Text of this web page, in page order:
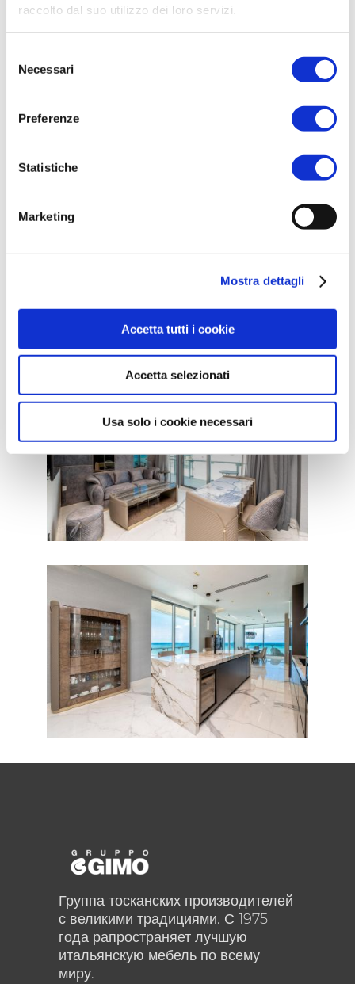
raccolto dal suo utilizzo dei loro servizi.
delNecessari
Preferenze
Statistiche
Marketing
Mostra dettagli
Accetta tutti i cookie
Accetta selezionati
Usa solo i cookie necessari
Группа тосканских производителей
с великими традициями. С 1975
года рапространяет лучшую
итальянскую мебель по всему
миру.